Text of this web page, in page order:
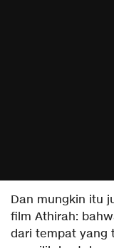
Dan mungkin itu
film Athirah:
dari tempat yang